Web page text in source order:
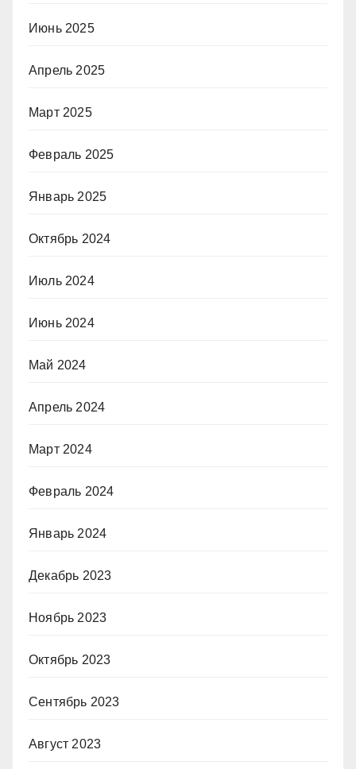
Июнь 2025
Апрель 2025
Март 2025
Февраль 2025
Январь 2025
Октябрь 2024
Июль 2024
Июнь 2024
Май 2024
Апрель 2024
Март 2024
Февраль 2024
Январь 2024
Декабрь 2023
Ноябрь 2023
Октябрь 2023
Сентябрь 2023
Август 2023